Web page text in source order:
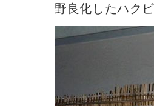
野良化したハク